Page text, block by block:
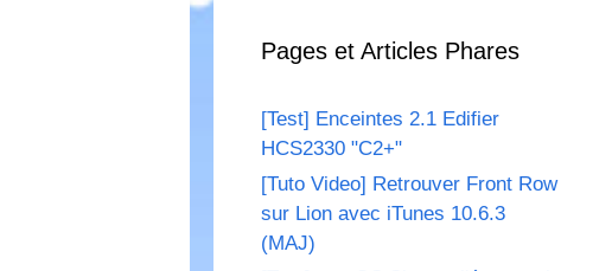
Pages et Articles Phares
[Test] Enceintes 2.1 Edifier
HCS2330 "C2+"
[Tuto Video] Retrouver Front Row
sur Lion avec iTunes 10.6.3
(MAJ)